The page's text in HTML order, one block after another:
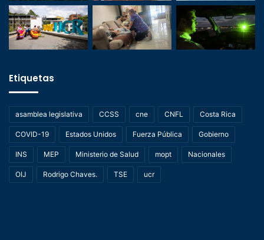
Etiquetas
asamblea legislativa CCSS cne CNFL Costa Rica
COVID-19 Estados Unidos Fuerza Pública Gobierno
INS MEP Ministerio de Salud mopt Nacionales
OIJ Rodrigo Chaves. TSE ucr